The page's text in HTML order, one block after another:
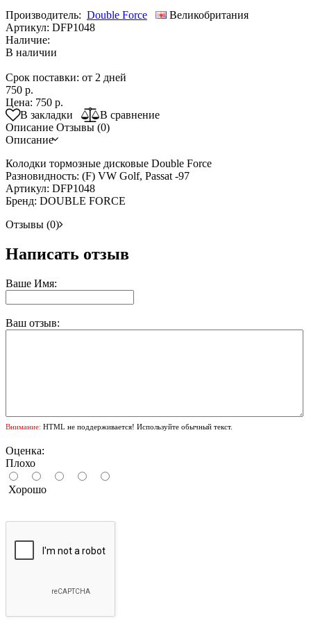
Производитель: Double Force
Великобритания
Артикул: DFP1048
Наличие:
В наличии
Срок поставки: от 2 дней
750 р.
Цена: 750 р.
В закладки
В сравнение
Описание Отзывы (0)
Описание
Колодки тормозные дисковые Double Force
Разновидность: (F) VW Golf, Passat -97
Артикул: DFP1048
Бренд: DOUBLE FORCE
Отзывы (0)
Написать отзыв
Ваше Имя:
Ваш отзыв:
Внимание: HTML не поддерживается! Используйте обычный текст.
Оценка:
Плохо
Хорошо